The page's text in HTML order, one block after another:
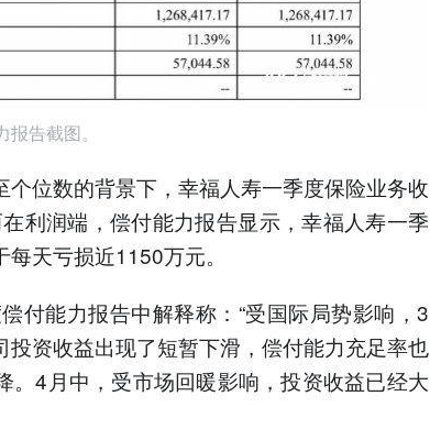
告截图。
位数的背景下，幸福人寿一季度保险业务收
利润端，偿付能力报告显示，幸福人寿一季
天亏损近1150万元。
付能力报告中解释称：“受国际局势影响，3
投资收益出现了短暂下滑，偿付能力充足率也
。4月中，受市场回暖影响，投资收益已经大